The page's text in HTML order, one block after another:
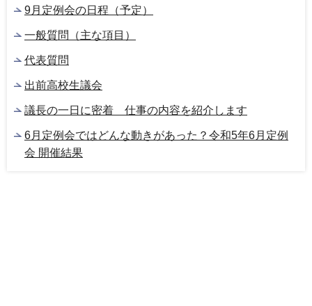
9月定例会の日程（予定）
一般質問（主な項目）
代表質問
出前高校生議会
議長の一日に密着 仕事の内容を紹介します
6月定例会ではどんな動きがあった？令和5年6月定例
会 開催結果